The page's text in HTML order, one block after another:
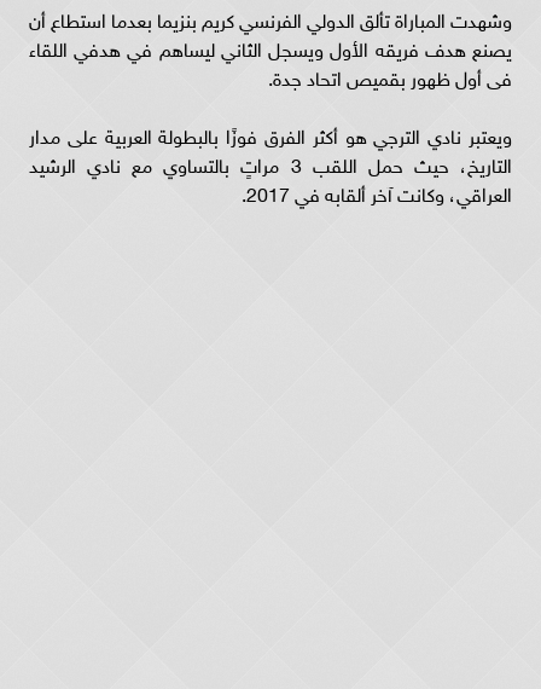
وشهدت المباراة تألق الدولي الفرنسي كريم بنزيما بعدما استطاع أن
يصنع هدف فريقه الأول ويسجل الثاني ليساهم في هدفي اللقاء
فى أول ظهور بقميص اتحاد جدة.
ويعتبر نادي الترجي هو أكثر الفرق فوزًا بالبطولة العربية على مدار
التاريخ، حيث حمل اللقب 3 مراتٍ بالتساوي مع نادي الرشيد
العراقي، وكانت آخر ألقابه في 2017.